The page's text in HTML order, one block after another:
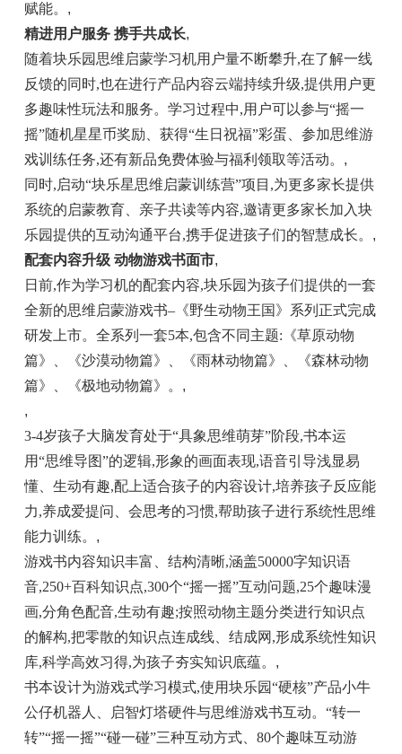
赋能。 ,
精进用户服务 携手共成长,
随着块乐园思维启蒙学习机用户量不断攀升,在了解一线
反馈的同时,也在进行产品内容云端持续升级,提供用户更
多趣味性玩法和服务。学习过程中,用户可以参与“摇一
摇”随机星星币奖励、获得“生日祝福”彩蛋、参加思维游
戏训练任务,还有新品免费体验与福利领取等活动。 ,
同时,启动“块乐星思维启蒙训练营”项目,为更多家长提供
系统的启蒙教育、亲子共读等内容,邀请更多家长加入块
乐园提供的互动沟通平台,携手促进孩子们的智慧成长。 ,
配套内容升级 动物游戏书面市,
日前,作为学习机的配套内容,块乐园为孩子们提供的一套
全新的思维启蒙游戏书–《野生动物王国》系列正式完成
研发上市。全系列一套5本,包含不同主题:《草原动物
篇》、《沙漠动物篇》、《雨林动物篇》、《森林动物
篇》、《极地动物篇》。 ,
,
3-4岁孩子大脑发育处于“具象思维萌芽”阶段,书本运
用“思维导图”的逻辑,形象的画面表现,语音引导浅显易
懂、生动有趣,配上适合孩子的内容设计,培养孩子反应能
力,养成爱提问、会思考的习惯,帮助孩子进行系统性思维
能力训练。 ,
游戏书内容知识丰富、结构清晰,涵盖50000字知识语
音,250+百科知识点,300个“摇一摇”互动问题,25个趣味漫
画,分角色配音,生动有趣;按照动物主题分类进行知识点
的解构,把零散的知识点连成线、结成网,形成系统性知识
库,科学高效习得,为孩子夯实知识底蕴。 ,
书本设计为游戏式学习模式,使用块乐园“硬核”产品小牛
公仔机器人、启智灯塔硬件与思维游戏书互动。“转一
转”“摇一摇”“碰一碰”三种互动方式、80个趣味互动游